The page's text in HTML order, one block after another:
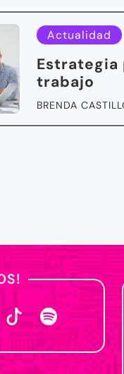
Actualidad
Estrategia
trabajo
BRENDA